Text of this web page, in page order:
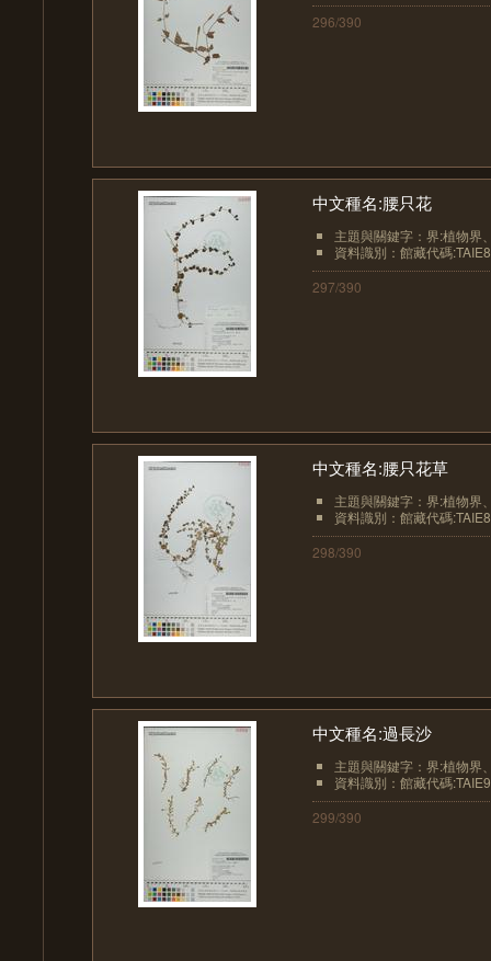
296/390
中文種名:腰只花
主題與關鍵字：界:植物界
資料識別：館藏代碼
297/390
中文種名:腰只花草
主題與關鍵字：界:植物界
資料識別：館藏代碼
298/390
中文種名:過長沙
主題與關鍵字：界:植物界
資料識別：館藏代碼
299/390